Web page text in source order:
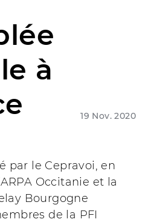
à
19 Nov. 2020
par le Cepravoi, en
Occitanie et la
Bourgogne
de la PFI